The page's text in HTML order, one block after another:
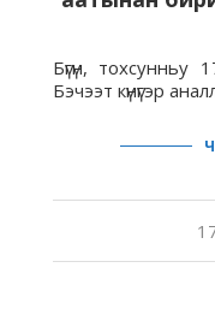
Бүгүн, тохсунньу
Бэчээт күнүгэр